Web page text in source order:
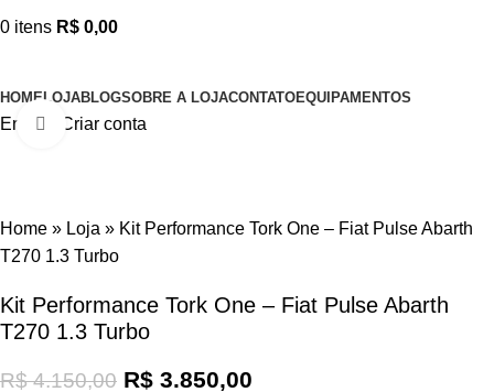
0 itens R$ 0,00
HOMELOJABLOGSOBRE A LOJACONTATOEQUIPAMENTOS
Entrar / Criar conta
Click to enlarge
Home » Loja » Kit Performance Tork One – Fiat Pulse Abarth
T270 1.3 Turbo
Kit Performance Tork One – Fiat Pulse Abarth
T270 1.3 Turbo
R$4.150,00 R$ 3.850,00